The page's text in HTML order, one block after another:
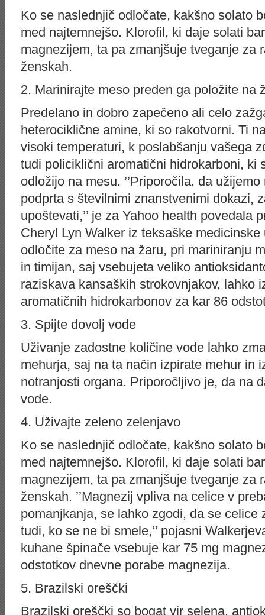
Ko se naslednjič odločate, kakšno solato
med najtemnejšo. Klorofil, ki daje solati
magnezijem, ta pa zmanjšuje tveganje za
ženskah.
2. Marinirajte meso preden ga položite na
Predelano in dobro zapečeno ali celo
heterociklične amine, ki so rakotvorni. Ti
visoki temperaturi, k poslabšanju vašega
tudi policiklični aromatični hidrokarboni, ki
odložijo na mesu. ’’Priporočila, da
podprta s številnimi znanstvenimi dokazi,
upoštevati,’’ je za Yahoo health povedala
Cheryl Lyn Walker iz teksaške
odločite za meso na žaru, pri mariniranju
in timijan, saj vsebujeta veliko
raziskava kansaških strokovnjakov, lahko
aromatičnih hidrokarbonov za kar 86
3. Spijte dovolj vode
Uživanje zadostne količine vode lahko
mehurja, saj na ta način izpirate mehur in
notranjosti organa. Priporočljivo je, da na
vode.
4. Uživajte zeleno zelenjavo
Ko se naslednjič odločate, kakšno solato
med najtemnejšo. Klorofil, ki daje solati
magnezijem, ta pa zmanjšuje tveganje za
ženskah. ’’Magnezij vpliva na celice v
pomanjkanja, se lahko zgodi, da se celice
tudi, ko se ne bi smele,’’ pojasni
kuhane špinače vsebuje kar 75 mg
odstotkov dnevne porabe magnezija.
5. Brazilski oreščki
Brazilski oreščki so bogat vir selena,